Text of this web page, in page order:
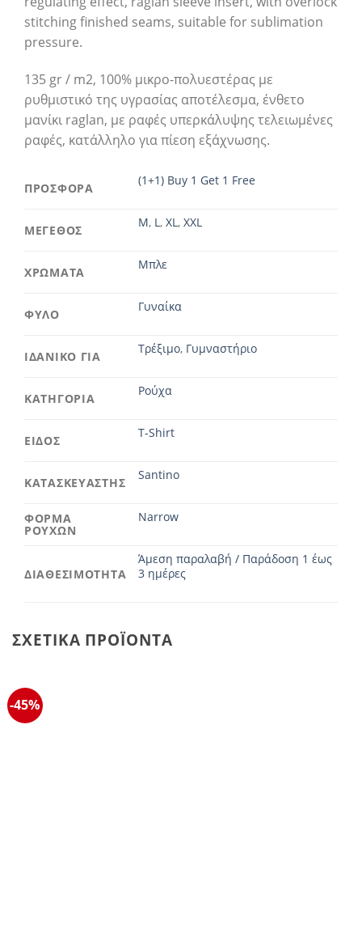
stitching finished seams, suitable for sublimation
pressure.
135 gr / m2, 100% μικρο-πολυεστέρας με
ρυθμιστικό της υγρασίας αποτέλεσμα, ένθετο
μανίκι raglan, με ραφές υπερκάλυψης τελειωμένες
ραφές, κατάλληλο για πίεση εξάχνωσης.
ΠΡΟΣΦΟΡΑ
(1+1) Buy 1 Get 1 Free
ΜΕΓΕΘΟΣ
M, L,XL,XXL
ΧΡΩΜΑΤΑ
Μπλε
ΦΥΛΟ
Γυναίκα
ΙΔΑΝΙΚΟ ΓΙΑ
Τρέξιμο, Γυμναστήριο
ΚΑΤΗΓΟΡΙΑ
Ρούχα
ΕΙΔΟΣ
T-Shirt
ΚΑΤΑΣΚΕΥΑΣΤΗΣ
Santino
ΦΟΡΜΑ
ΡΟΥΧΩΝ
Narrow
ΔΙΑΘΕΣΙΜΟΤΗΤΑ
Άμεση παραλαβή / Παράδοση 1 έως
3 ημέρες
ΣΧΕΤΙΚΆ ΠΡΟΪΌΝΤΑ
-45%